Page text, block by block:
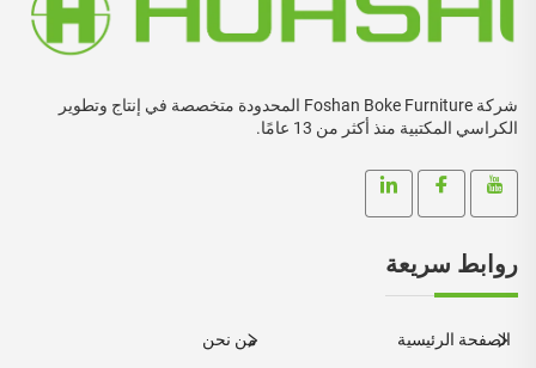
شركة Foshan Boke Furniture المحدودة متخصصة في إنتاج وتطوير
الكراسي المكتبية منذ أكثر من 13 عامًا.
روابط سريعة
الصفحة الرئيسية من نحن